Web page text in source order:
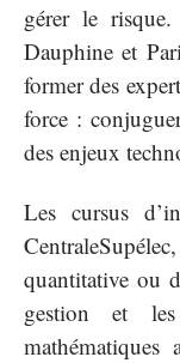
gérer le
Dauphine et
former des
force :
des enjeux
Les cursus
quantitative ou
gestion et
mathématiques